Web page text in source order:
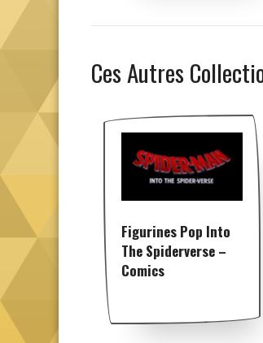
Ces Autres
Figurines Pop Into
The Spiderverse –
Comics